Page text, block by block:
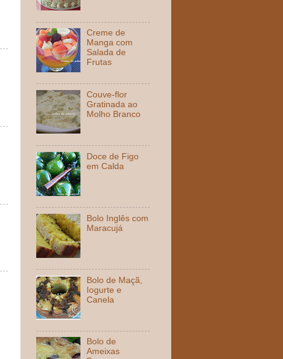
Creme de
Manga com
Salada de
Frutas
Couve-flor
Gratinada ao
Molho Branco
Doce de Figo
em Calda
Bolo Inglês com
Maracujá
Bolo de Maçã,
Iogurte e
Canela
Bolo de
Ameixas